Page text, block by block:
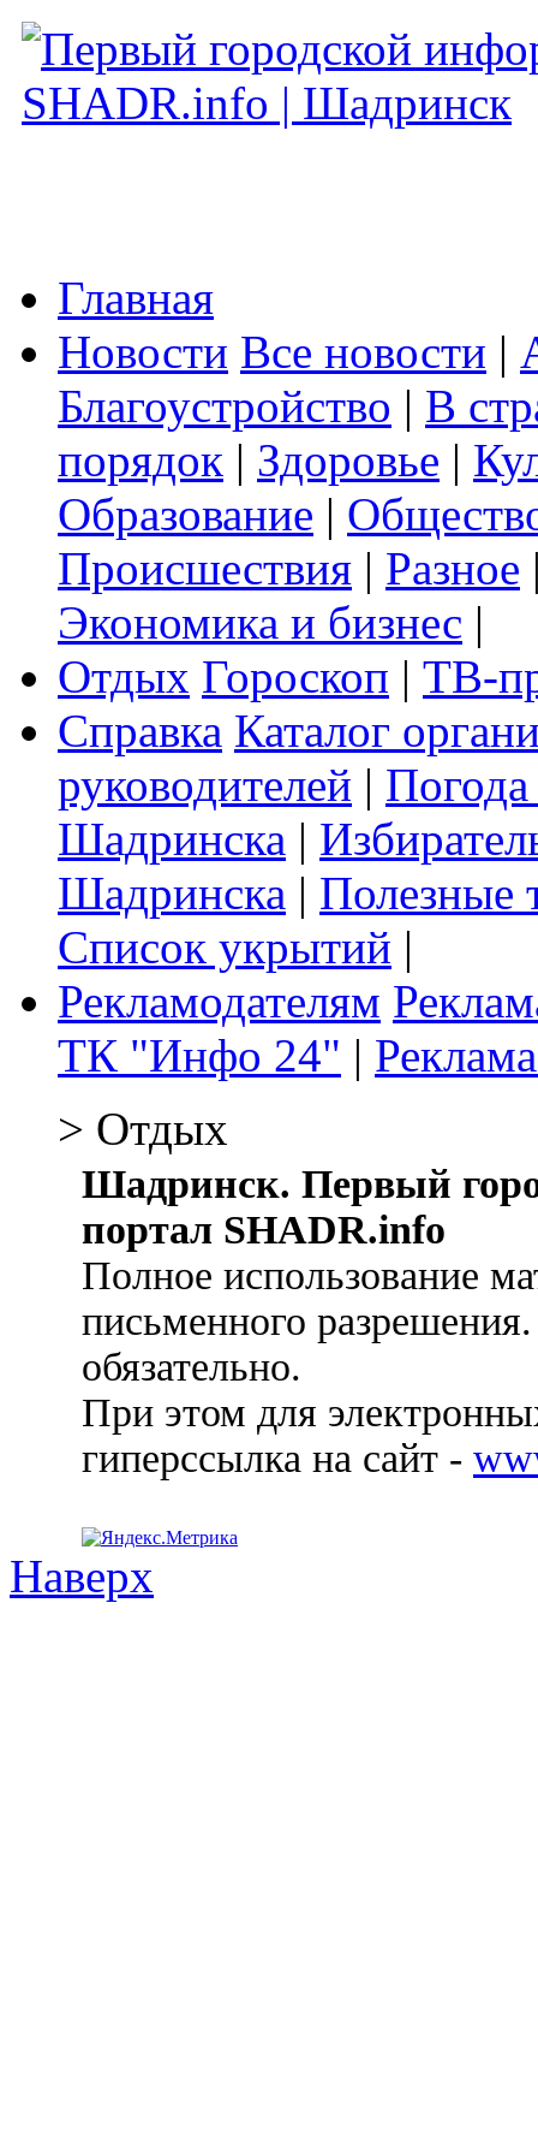
Главная
Новости Все новости |
Благоустройство | В
порядок | Здоровье |
Образование |
Происшествия | Разное
Экономика и бизнес |
Отдых Гороскоп | ТВ-
Справка Каталог
руководителей |
Шадринска |
Шадринска | Полезные
Список укрытий |
Рекламодателям
ТК "Инфо 24" |
> Отдых
Шадринск. Первый
портал SHADR.info
Полное использование
письменного
обязательно.
При этом для
гиперссылка на сайт -
Наверх